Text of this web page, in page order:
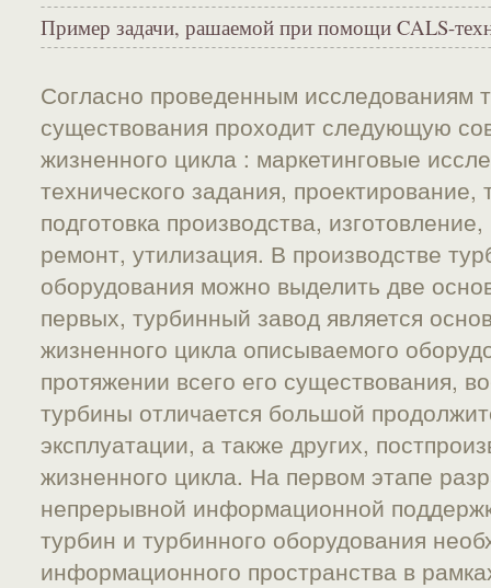
Пример задачи, рашаемой при помощи CALS-
Согласно проведенным исследованиям
существования проходит следующую
жизненного цикла : маркетинговые
технического задания, проектирование,
подготовка производства,
ремонт, утилизация. В производстве
оборудования можно выделить две
первых, турбинный завод является
жизненного цикла описываемого
протяжении всего его существования,
турбины отличается большой
эксплуатации, а также других,
жизненного цикла. На первом этапе
непрерывной информационной
турбин и турбинного оборудования
информационного пространства в